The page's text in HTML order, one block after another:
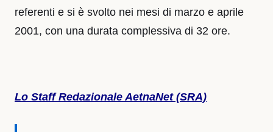
referenti e si è svolto nei mesi di marzo e aprile
2001, con una durata complessiva di 32 ore.
Lo Staff Redazionale AetnaNet (SRA)